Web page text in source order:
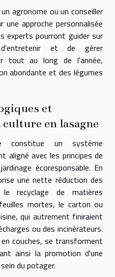
agronome ou un conseiller
une approche personnalisée
experts pourront guider sur
et de gérer
tout au long de l'année,
abondante et des légumes
et
culture en lasagne
constitue un système
aligné avec les principes de
écoresponsable. En
une nette réduction des
recyclage de matières
mortes, le carton ou
qui autrement finiraient
ou des incinérateurs.
couches, se transforment
ainsi la promotion d'une
du potager.